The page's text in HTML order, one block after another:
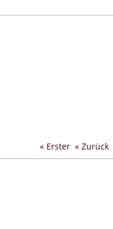
« Erster « Zurück